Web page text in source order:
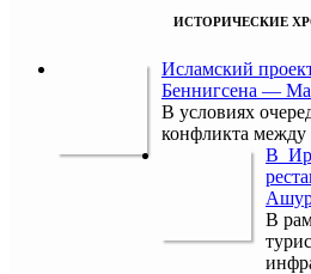
ИСТОРИЧЕСКИЕ
Исламский
Беннигсена —
В условиях
конфликта
В
В